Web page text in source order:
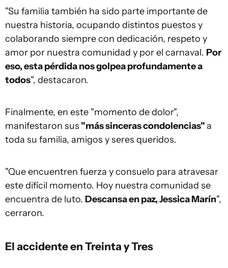
"Su familia también ha sido parte importante de
nuestra historia, ocupando distintos puestos y
colaborando siempre con dedicación, respeto y
amor por nuestra comunidad y por el carnaval. Por
eso, esta pérdida nos golpea profundamente a
todos", destacaron.
Finalmente, en este "momento de dolor",
manifestaron sus "más sinceras condolencias"a
toda su familia, amigos y seres queridos.
"Que encuentren fuerza y consuelo para atravesar
este difícil momento. Hoy nuestra comunidad se
encuentra de luto. Descansa en paz, Jessica Marín",
cerraron.
El accidente en Treinta y Tres